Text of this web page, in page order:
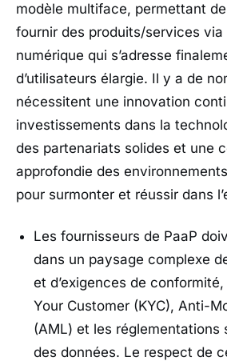
modèle multiface, permettant
fournir des produits/services via
numérique qui s’adresse
d’utilisateurs élargie. Il y a de
nécessitent une innovation
investissements dans la
des partenariats solides et une
approfondie des
pour surmonter et réussir dans
Les fournisseurs de PaaP
dans un paysage complexe
et d’exigences de
Your Customer (KYC), Anti-
(AML) et les réglementations
des données. Le respect de